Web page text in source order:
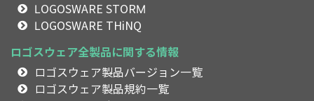
LOGOSWARE STORM
LOGOSWARE THiNQ
ロゴスウェア全製品に関する情報
ロゴスウェア製品バージョン一覧
ロゴスウェア製品規約一覧